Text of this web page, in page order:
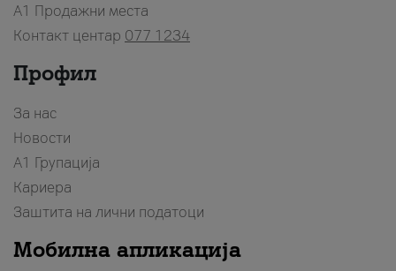
A1 Продажни места
Контакт центар 077 1234
Профил
За нас
Новости
А1 Групација
Кариера
Заштита на лични податоци
Мобилна апликација